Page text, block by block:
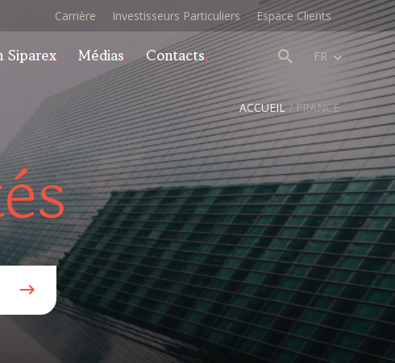
Carrière Investisseurs Particuliers Espace Clients
Siparex Médias Contacts FR
ACCUEIL/FRANCE